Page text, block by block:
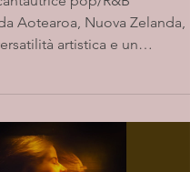
Aotearoa, Nuova Zelanda,
artistica e un